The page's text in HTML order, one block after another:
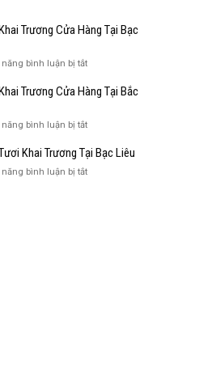
Liêu
Khai
Tại
Kạn
Trương Cửa Hàng Tại Bạc
năng bình luận bị tắtở
Khai
Hàng
Bạc
Liêu
Trương Cửa Hàng Tại Bắc
năng bình luận bị tắtở
Khai
Khai Trương Tại Bạc Liêu
năng bình luận bị tắtở